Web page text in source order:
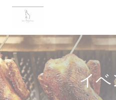
クッキー利用の管理について
イ